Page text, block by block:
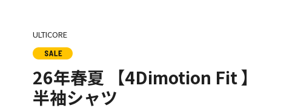
ULTICORE
26年春夏 【4Dimotion Fit 】
半袖シャツ